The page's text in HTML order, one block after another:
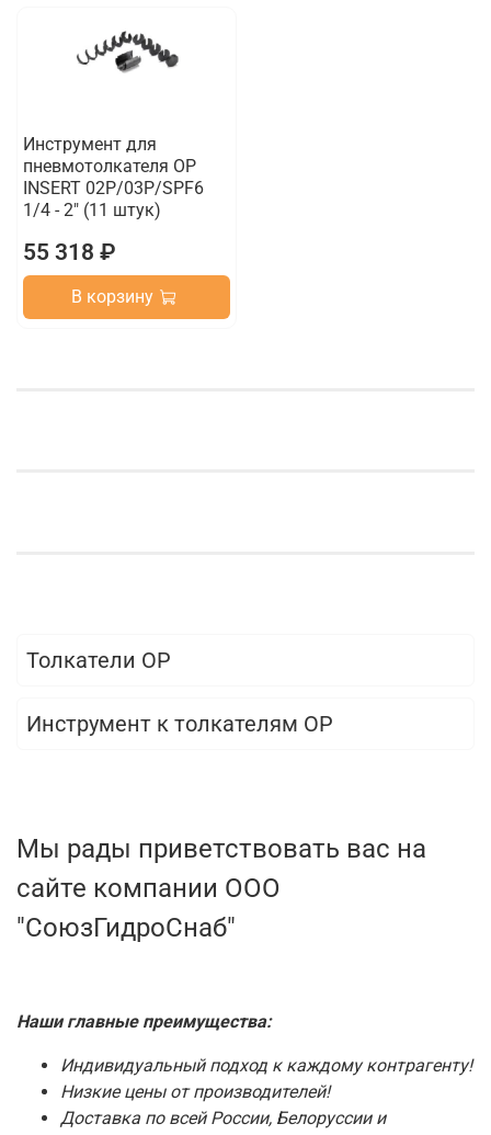
Инструмент для
пневмотолкателя OP
INSERT 02P/03P/SPF6
1/4 - 2" (11 штук)
55 318 ₽
В корзину
Толкатели OP
Инструмент к толкателям OP
Мы рады приветствовать вас на
сайте компании ООО
"СоюзГидроСнаб"
Наши главные преимущества:
Индивидуальный подход к каждому контрагенту!
Низкие цены от производителей!
Доставка по всей России, Белоруссии и